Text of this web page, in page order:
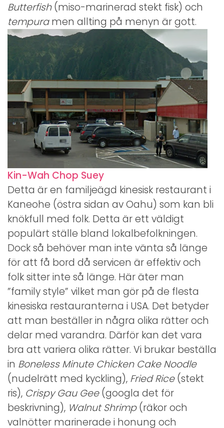
Butterfish(miso-marinerad stekt fisk) och
tempuramen allting på menyn är gott.
Kin-Wah Chop Suey
Detta är en familjeägd kinesisk restaurant i
Kaneohe (östra sidan av Oahu) som kan bli
knökfull med folk. Detta är ett väldigt
populärt ställe bland lokalbefolkningen.
Dock så behöver man inte vänta så länge
för att få bord då servicen är effektiv och
folk sitter inte så länge. Här äter man
”family style” vilket man gör på de flesta
kinesiska restauranterna i USA. Det betyder
att man beställer in några olika rätter och
delar med varandra. Därför kan det vara
bra att variera olika rätter. Vi brukar beställa
in Boneless Minute Chicken Cake Noodle
(nudelrätt med kyckling), Fried Rice(stekt
ris), Crispy Gau Gee(googla det för
beskrivning), Walnut Shrimp(räkor och
valnötter marinerade i honung och